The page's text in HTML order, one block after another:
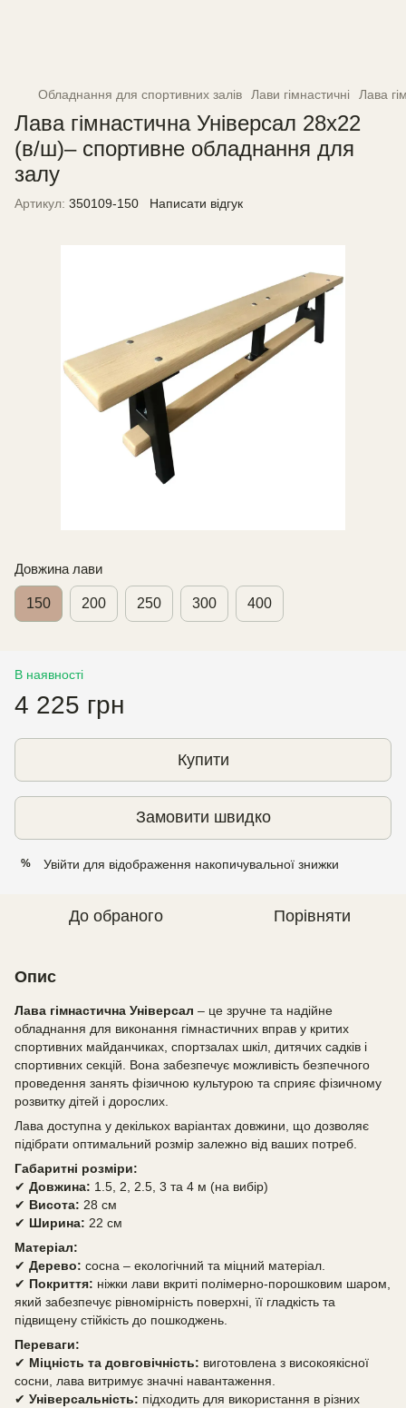
Обладнання для спортивних залів Лави гімнастичні Лава
Лава гімнастична Універсал 28х22
(в/ш)– спортивне обладнання для
залу
Артикул: 350109-150 Написати відгук
Довжина лави
150 200 250 300 400
В наявності
4 225 грн
Купити
Замовити швидко
% Увійти для відображення накопичувальної знижки
До обраного Порівняти
Опис
Лава гімнастична Універсал – це зручне та надійне
обладнання для виконання гімнастичних вправ у критих
спортивних майданчиках, спортзалах шкіл, дитячих садків і
спортивних секцій. Вона забезпечує можливість безпечного
проведення занять фізичною культурою та сприяє фізичному
розвитку дітей і дорослих.
Лава доступна у декількох варіантах довжини, що дозволяє
підібрати оптимальний розмір залежно від ваших потреб.
Габаритні розміри:
✔ Довжина: 1.5, 2, 2.5, 3 та 4 м (на вибір)
✔ Висота: 28 см
✔ Ширина: 22 см
Матеріал:
✔ Дерево: сосна – екологічний та міцний матеріал.
✔ Покриття: ніжки лави вкриті полімерно-порошковим шаром,
який забезпечує рівномірність поверхні, її гладкість та
підвищену стійкість до пошкоджень.
Переваги:
✔ Міцність та довговічність: виготовлена з високоякісної
сосни, лава витримує значні навантаження.
✔ Універсальність: підходить для використання в різних